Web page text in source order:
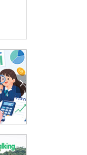
시민이 개발한 폭염 대응 앱 ‘그늘로’ 길안내 지도 등 인기
골목 맛집 발굴 고메 셀렉션…부산시, 페스티벌 시월 연계